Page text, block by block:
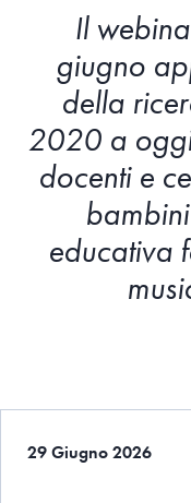
Il
giugno
della
2020 a
docenti e
educativa
29 Giugno 2026